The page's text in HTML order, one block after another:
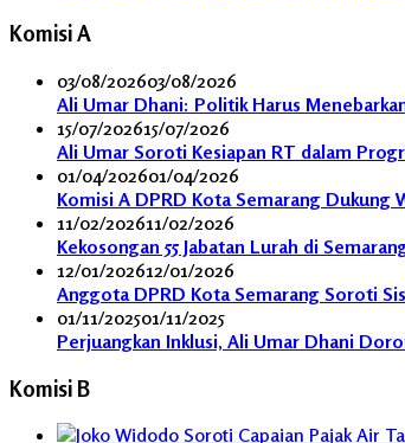
Komisi A
03/08/202603/08/2026
Ali Umar Dhani: Politik Harus
15/07/202615/07/2026
Ali Umar Soroti Kesiapan RT dalam
01/04/202601/04/2026
Komisi A DPRD Kota Semarang Dukung
11/02/202611/02/2026
Kekosongan 55 Jabatan Lurah di
12/01/202612/01/2026
Anggota DPRD Kota Semarang Soroti
01/11/202501/11/2025
Perjuangkan Inklusi, Ali Umar Dhani
Komisi B